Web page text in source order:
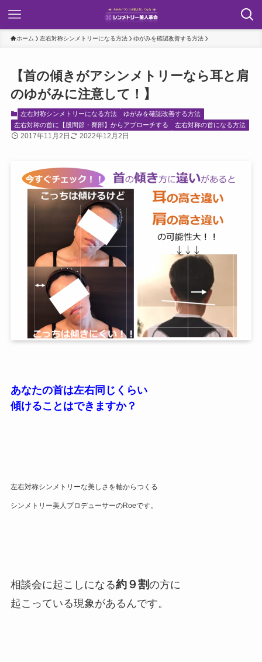
ホーム 左右対称シンメトリーになる方法 ゆがみを確認改善する方法
【首の傾きがアシンメトリーなら耳と肩
のゆがみに注意して！】
左右対称シンメトリーになる方法
ゆがみを確認改善する方法
左右対称の首に【股間節・臀部】からアプローチする
左右対称の首になる方法
2017年11月2日 2022年12月2日
あなたの首は左右同じくらい
傾けることはできますか？
左右対称シンメトリーな美しさを軸からつくる
シンメトリー美人プロデューサーのRoeです。
相談会に起こしになる約９割の方に
起こっている現象があるんです。